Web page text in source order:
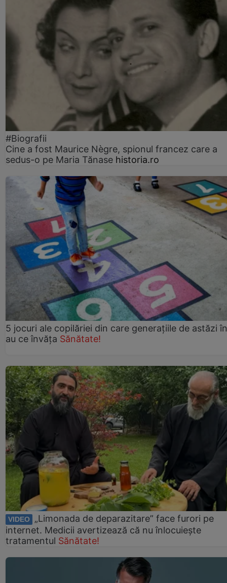
#Biografii
Cine a fost Maurice Nègre, spionul francez care a
sedus-o pe Maria Tănase historia.ro
5 jocuri ale copilăriei din care generațiile de astăzi
au ce învăța Sănătate!
VIDEO
„Limonada de deparazitare” face furori pe
internet. Medicii avertizează că nu înlocuiește
tratamentul Sănătate!